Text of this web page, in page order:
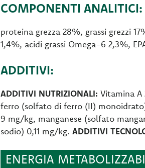
COMPONENTI ANALITICI:
proteina grezza 28%, grassi grezzi
1,4%, acidi grassi Omega-6 2,3%,
ADDITIVI:
ADDITIVI NUTRIZIONALI: Vitamina
ferro (solfato di ferro (II)
9 mg/kg, manganese (solfato
sodio) 0,11 mg/kg.ADDITIVI
ENERGIA